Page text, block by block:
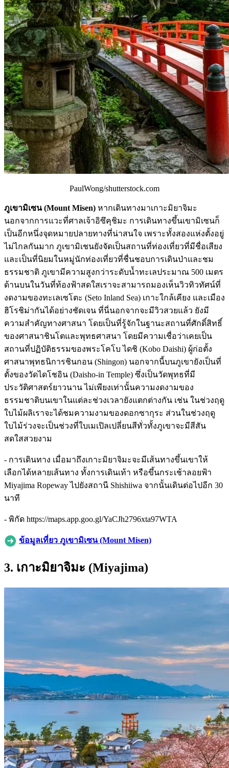
PaulWong/shutterstock.com
ภูเขามิเซน (Mount Misen) หากเดินทางมาเกาะมิยาจิมะ
นอกจากการแวะที่ศาลเจ้าอิซึคุชิมะ การเดินทางขึ้นเขามิเซนก็
เป็นอีกหนึ่งจุดหมายปลายทางที่น่าสนใจ เพราะทั้งสองแห่งตั้งอยู่
ไม่ไกลกันมาก ภูเขามิเชนยังจัดเป็นสถานที่ท่องเที่ยวที่มีชื่อเสียง
และเป็นที่นิยมในหมู่นักท่องเที่ยวที่ชื่นชอบการเดินป่าและชม
ธรรมชาติ ภูเขามีความสูงกว่าระดับน้ำทะเลประมาณ 500 เมตร
ด้านบนในวันที่ท้องฟ้าสดใสเราจะสามารถมองเห็นวิวทิวทัศน์ที่
งดงามของทะเลเซโตะ (Seto Inland Sea) เกาะใกล้เคียง และเมือง
ฮิโรชิม่ากันได้อย่างชัดเจน ที่นี่นอกจากจะมีวิวสวยแล้ว ยังมี
ความสำคัญทางศาสนา โดยเป็นที่รู้จักในฐานะสถานที่ศักดิ์สิทธิ์
ของศาสนาชินโตและพุทธศาสนา โดยมีความเชื่อว่าเคยเป็น
สถานที่ปฏิบัติธรรมของพระโคโบ ไดชิ (Kobo Daishi) ผู้ก่อตั้ง
ศาสนาพุทธนิการชินกอน (Shingon) นอกจากนี้บนภูเขายังเป็นที่
ตั้งของวัดไดโชอิน (Daisho-in Temple) ซึ่งเป็นวัดพุทธที่มี
ประวัติศาสตร์ยาวนาน ไม่เพียงเท่านั้นความงดงามของ
ธรรมชาติบนเขาในแต่ละช่วงเวลายังแตกต่างกัน เช่น ในช่วงฤดู
ใบไม้ผลิเราจะได้ชมความงามของดอกซากุระ ส่วนในช่วงฤดู
ใบไม้ร่วงจะเป็นช่วงที่ใบเมเปิลเปลี่ยนสีทั่วทั้งภูเขาจะมีสีสัน
สดใสสวยงาม
- การเดินทาง เมื่อมาถึงเกาะมิยาจิมะจะมีเส้นทางขึ้นเขาให้
เลือกได้หลายเส้นทาง ทั้งการเดินเท้า หรือขึ้นกระเช้าลอยฟ้า
Miyajima Ropeway ไปยังสถานี Shishiiwa จากนั้นเดินต่อไปอีก 30
นาที
- พิกัด https://maps.app.goo.gl/YaCJh2796xta97WTA
ข้อมูลเที่ยว ภูเขามิเซน (Mount Misen)
3. เกาะมิยาจิมะ (Miyajima)